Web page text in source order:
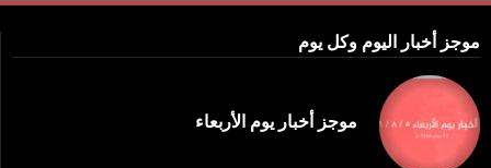
موجز أخبار اليوم وكل يوم
موجز أخبار يوم الأربعاء